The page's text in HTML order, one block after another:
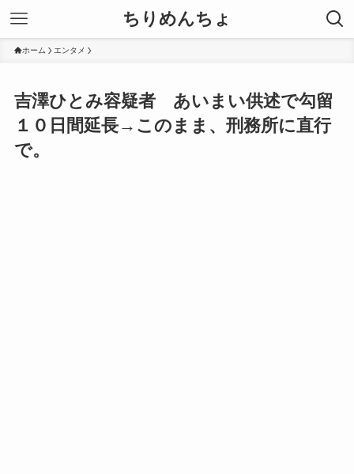
ちりめんちょ
ホーム エンタメ
吉澤ひとみ容疑者 あいまい供述で勾留
１０日間延長→このまま、刑務所に直行
で。